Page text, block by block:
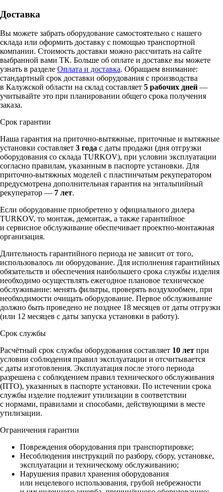
Доставка
Вы можете забрать оборудование самостоятельно с нашего
склада или оформить доставку с помощью транспортной
компании. Стоимость доставки можно рассчитать на сайте
выбранной вами ТК. Больше об оплате и доставке вы можете
узнать в разделе Оплата и доставка. Обращаем внимание:
стандартный срок доставки оборудования с производства
в Калужской области на склад составляет 5 рабочих дней —
учитывайте это при планировании общего срока получения
заказа.
Срок гарантии
Наша гарантия на приточно-вытяжные, приточные и вытяжные
установки составляет 3 года с даты продажи (дня отгрузки
оборудования со склада TURKOV), при условии эксплуатации
согласно правилам, указанным в паспорте установки. Для
приточно-вытяжных моделей с пластинчатым рекуператором
предусмотрена дополнительная гарантия на энтальпийный
рекуператор — 7 лет.
Если оборудование приобретено у официального дилера
TURKOV, то монтаж, демонтаж, а также гарантийное
и сервисное обслуживание обеспечивает проектно-монтажная
организация.
Длительность гарантийного периода не зависит от того,
использовалось ли оборудование. Для исполнения гарантийных
обязательств и обеспечения наибольшего срока службы изделия
необходимо осуществлять ежегодное плановое техническое
обслуживание: менять фильтры, проверять воздухообмен, при
необходимости очищать оборудование. Первое обслуживание
должно быть проведено не позднее 18 месяцев от даты отгрузки
(или 12 месяцев с даты запуска установки в работу).
Срок службы
Расчётный срок службы оборудования составляет 10 лет при
условии соблюдения правил эксплуатации и отсчитывается
с даты изготовления. Эксплуатация после этого периода
разрешена с соблюдением правил технического обслуживания
(ПТО), указанных в паспорте установки. По истечении срока
службы изделие подлежит утилизации в соответствии
с нормами, правилами и способами, действующими в месте
утилизации.
Ограничения гарантии
Повреждения оборудования при транспортировке;
Несоблюдения инструкций по разбору, сбору, установке,
эксплуатации и техническому обслуживанию;
Нарушения правил хранения оборудования
или нецелевого использования, грубой небрежности